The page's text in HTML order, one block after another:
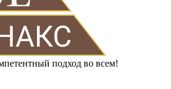
подход во всем!